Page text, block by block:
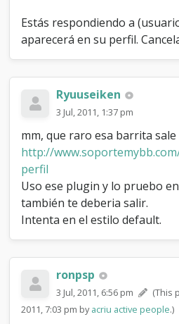
Estás respondiendo a
aparecerá en su perfil.
Ryuuseiken
3 Jul, 2011, 1:37 pm
mm, que raro esa barrita
http://
perfil
Uso ese plugin y lo pruebo
también te deberia salir.
Intenta en el estilo default.
ronpsp
3 Jul, 2011, 6:56 pm
(This
2011, 7:03 pm byacriu active people.)